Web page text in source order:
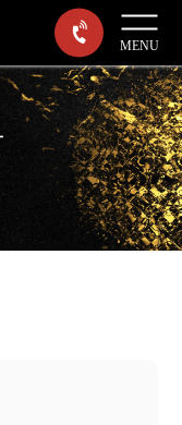
MENU